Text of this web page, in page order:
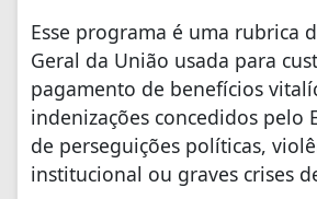
Esse programa é uma rubrica
Geral da União usada para
pagamento de benefícios
indenizações concedidos pelo
de perseguições políticas,
institucional ou graves crises